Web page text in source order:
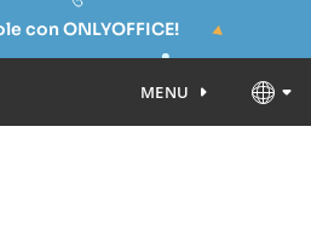
con ONLYOFFICE!
MENU